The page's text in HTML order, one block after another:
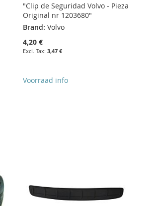
"Clip de Seguridad Volvo - Pieza
Original nr 1203680"
Brand: Volvo
4,20 €
3,47 €
Voorraad info